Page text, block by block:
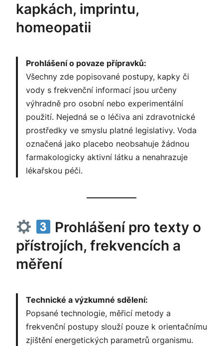
kapkách, imprintu,
homeopatii
Prohlášení o povaze přípravků:
Všechny zde popisované postupy, kapky či
vody s frekvenční informací jsou určeny
výhradně pro osobní nebo experimentální
použití. Nejedná se o léčiva ani zdravotnické
prostředky ve smyslu platné legislativy. Voda
označená jako placebo neobsahuje žádnou
farmakologicky aktivní látku a nenahrazuje
lékařskou péči.
Prohlášení pro texty o
přístrojích, frekvencích a
měření
Technické a výzkumné sdělení:
Popsané technologie, měřicí metody a
frekvenční postupy slouží pouze k orientačnímu
zjištění energetických parametrů organismu.